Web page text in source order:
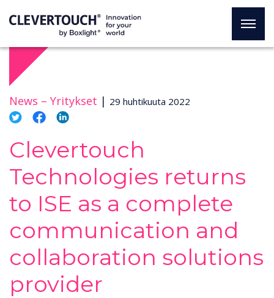
News – Yritykset | 29 huhtikuuta 2022
Clevertouch
Technologies returns
to ISE as a complete
communication and
collaboration solutions
provider